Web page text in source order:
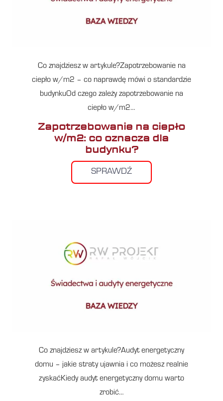
Co znajdziesz w artykule?Zapotrzebowanie na
ciepło w/m2 – co naprawdę mówi o standardzie
budynkuOd czego zależy zapotrzebowanie na
ciepło w/m2…
Zapotrzebowanie na ciepło
w/m2: co oznacza dla
budynku?
SPRAWDŹ
Co znajdziesz w artykule?Audyt energetyczny
domu – jakie straty ujawnia i co możesz realnie
zyskaćKiedy audyt energetyczny domu warto
zrobić…